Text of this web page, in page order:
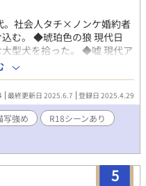
社会人タチ×ノンケ婚約者
む。 ◆琥珀色の狼 現代日
型犬を拾った。 ◆嘘 現代ア
れても離れられない。無理
に 現代日本。優しいSお兄
夜。社会人、恋人、甘々。
ペース魔法使い×献身的な
ミカル、フェラ。 ◇番外編
気な青年。 節操のない子に
近世ヨーロッパ。Sな元軍
途中の唐突な発情。焦ら
最終更新日 2025.6.7 登録日 2025.4.29
写強め
R18シーンあり
5